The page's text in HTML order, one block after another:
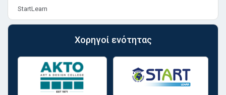
StartLearn
Χορηγοί ενότητας